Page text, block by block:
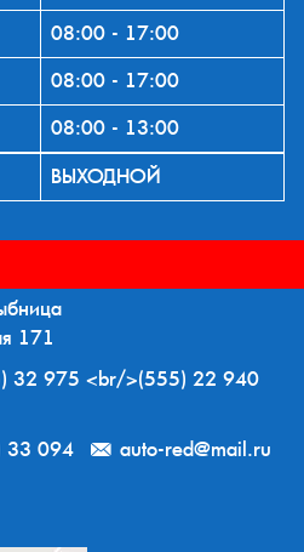
08:00 - 17:00
08:00 - 17:00
08:00 - 13:00
ВЫХОДНОЙ
171
32 975 <br/>(555) 22 940
33 094
auto-red@mail.ru